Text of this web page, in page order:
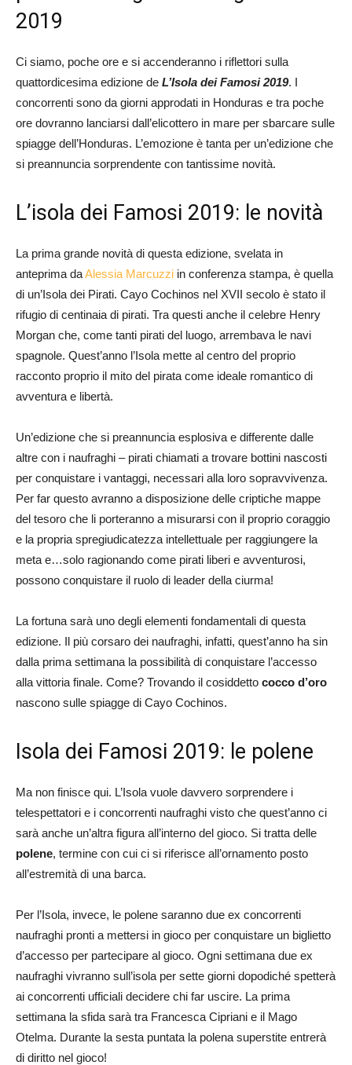
2019
Ci siamo, poche ore e si accenderanno i riflettori sulla
quattordicesima edizione de L’Isola dei Famosi 2019. I
concorrenti sono da giorni approdati in Honduras e tra poche
ore dovranno lanciarsi dall’elicottero in mare per sbarcare sulle
spiagge dell’Honduras. L’emozione è tanta per un’edizione che
si preannuncia sorprendente con tantissime novità.
L’isola dei Famosi 2019: le novità
La prima grande novità di questa edizione, svelata in
anteprima daAlessia Marcuzzi in conferenza stampa, è quella
di un’Isola dei Pirati. Cayo Cochinos nel XVII secolo è stato il
rifugio di centinaia di pirati. Tra questi anche il celebre Henry
Morgan che, come tanti pirati del luogo, arrembava le navi
spagnole. Quest’anno l’Isola mette al centro del proprio
racconto proprio il mito del pirata come ideale romantico di
avventura e libertà.
Un’edizione che si preannuncia esplosiva e differente dalle
altre con i naufraghi – pirati chiamati a trovare bottini nascosti
per conquistare i vantaggi, necessari alla loro sopravvivenza.
Per far questo avranno a disposizione delle criptiche mappe
del tesoro che li porteranno a misurarsi con il proprio coraggio
e la propria spregiudicatezza intellettuale per raggiungere la
meta e…solo ragionando come pirati liberi e avventurosi,
possono conquistare il ruolo di leader della ciurma!
La fortuna sarà uno degli elementi fondamentali di questa
edizione. Il più corsaro dei naufraghi, infatti, quest’anno ha sin
dalla prima settimana la possibilità di conquistare l’accesso
alla vittoria finale. Come? Trovando il cosiddetto cocco d’oro
nascono sulle spiagge di Cayo Cochinos.
Isola dei Famosi 2019: le polene
Ma non finisce qui. L’Isola vuole davvero sorprendere i
telespettatori e i concorrenti naufraghi visto che quest’anno ci
sarà anche un’altra figura all’interno del gioco. Si tratta delle
polene, termine con cui ci si riferisce all’ornamento posto
all’estremità di una barca.
Per l’Isola, invece, le polene saranno due ex concorrenti
naufraghi pronti a mettersi in gioco per conquistare un biglietto
d’accesso per partecipare al gioco. Ogni settimana due ex
naufraghi vivranno sull’isola per sette giorni dopodiché spetterà
ai concorrenti ufficiali decidere chi far uscire. La prima
settimana la sfida sarà tra Francesca Cipriani e il Mago
Otelma. Durante la sesta puntata la polena superstite entrerà
di diritto nel gioco!